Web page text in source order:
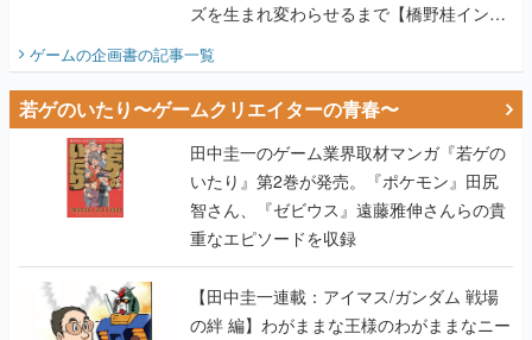
ズを生まれ変わらせるまで【橋野桂インタ
ビュー】
ゲームの企画書の記事一覧
若ゲのいたり〜ゲームクリエイターの青春〜
田中圭一のゲーム業界取材マンガ『若ゲの
いたり』第2巻が発売。『ポケモン』田尻
智さん、『ゼビウス』遠藤雅伸さんらの貴
重なエピソードを収録
【田中圭一連載：アイマス/ガンダム 戦場
の絆 編】わがままな王様のわがままなニー